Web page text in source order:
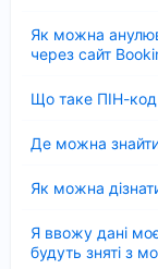
Як можна
через сайт
Що таке ПІН-код
Де можна
Як можна
Я ввожу дані
будуть зняті з